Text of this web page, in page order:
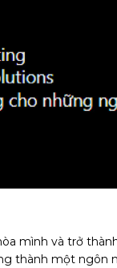
mình và trở
thành một